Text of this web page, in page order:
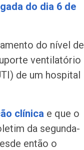
do dia 6 de
do nível de
ventilatório
de um hospital
clínica e que o
da segunda-
esde então o